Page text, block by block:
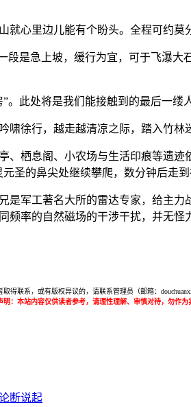
心里边儿能有个盼头。全程可约莫
是急上坡，缓行为宜，可于飞瀑
此处将是我们能接触到的最后一
徐行，越走越清凉之际，踏入竹林
、栖息阁、小农场与生活印痕等遗
圣的鼻尖处继续攀爬，数分钟后走
是军工著名大所的雷达专家，给主
率的自然磁场的干涉干扰，并无怪
得联系，或有版权异议的，请联系管理员（邮箱：
明：本站内容仅供读者参考，请理性理解、审慎对待，勿作为
断说起